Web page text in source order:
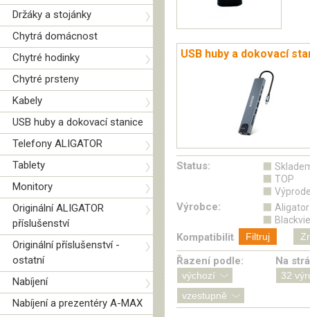
Držáky a stojánky
Chytrá domácnost
Chytré hodinky
Chytré prsteny
Kabely
USB huby a dokovací stanice
Telefony ALIGATOR
Tablety
Monitory
Originální ALIGATOR
příslušenství
Originální příslušenství -
ostatní
Nabíjení
Nabíjení a prezentéry A-MAX
USB huby a dokovací
Status:
TOP
Výrobce:
Aligator
Kompatibilita: Filtruj
Řazení podle: Na